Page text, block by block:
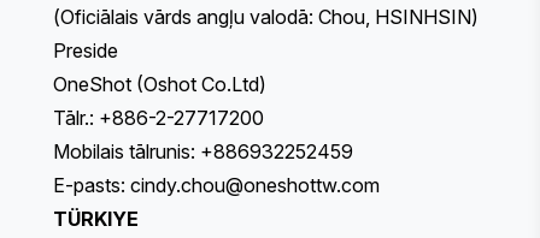
(Oficiālais vārds angļu valodā: Chou, HSINHSIN)
Preside
OneShot (Oshot Co.Ltd)
Tālr.: +886-2-27717200
Mobilais tālrunis: +886932252459
E-pasts: cindy.chou@oneshottw.com
TÜRKIYE